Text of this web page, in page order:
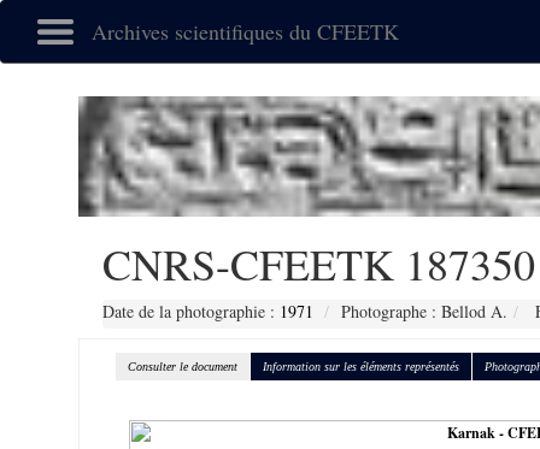
Archives scientifiques du CFEETK
CNRS-CFEETK 187350
Date de la photographie : 1971 Photographe : Bellod A.
Consulter le document Information sur les éléments représentés